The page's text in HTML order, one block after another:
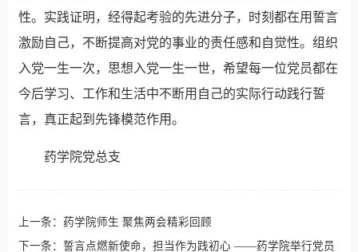
性。实践证明，经得起考验的先进分子，时刻都在用誓言
激励自己，不断提高对党的事业的责任感和自觉性。组织
入党一生一次，思想入党一生一世，希望每一位党员都在
今后学习、工作和生活中不断用自己的实际行动践行誓
言，真正起到先锋模范作用。
药学院党总支
上一条： 药学院师生 聚焦两会精彩回顾
下一条： 誓言点燃新使命，担当作为践初心 ——药学院举行党员